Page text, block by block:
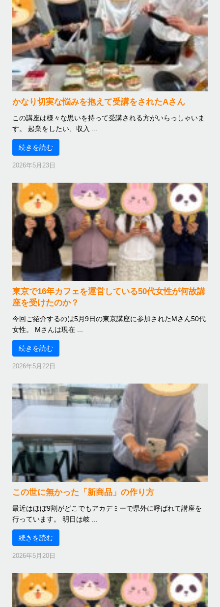
かなり切実な悩みを抱えて受講をされたAさん
この講座は様々な思いを持って受講される方がいらっしゃいま
す。 起業をしたい、収入 ...
続きを読む
2026年5月23日
東京で16年カフェを運営している50代女性が何故講
座を受けたのか？
今回ご紹介するのは5月9日の東京講座に参加されたMさん50代
女性。 Mさんは現在 ...
続きを読む
2026年5月22日
この世に無かった「新商品」の作り方
最近はほぼ9割がどこでもアカデミーで県外に呼ばれて講座を
行っています。 明日は岐 ...
続きを読む
2026年5月20日